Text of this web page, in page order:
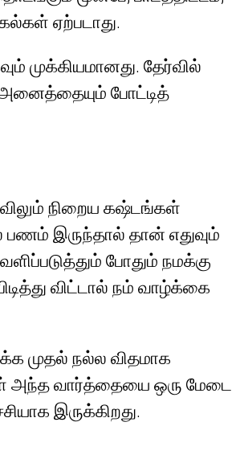
ஏற்படாது.
முக்கியமானது. தேர்வில்
அனைத்தையும் போட்டித்
நிறைய கஷ்டங்கள்
இருந்தால் தான் எதுவும்
போதும் நமக்கு
விட்டால் நம் வாழ்க்கை
முதல் நல்ல விதமாக
அந்த வார்த்தையை ஒரு மேடை
இருக்கிறது.